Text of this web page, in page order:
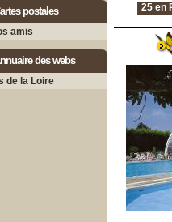
postales
amis
des webs
de la Loire
25 en